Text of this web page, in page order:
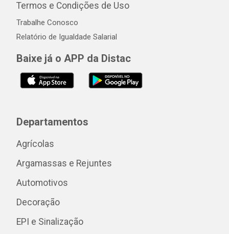
Termos e Condições de Uso
Trabalhe Conosco
Relatório de Igualdade Salarial
Baixe já o APP da Distac
Departamentos
Agrícolas
Argamassas e Rejuntes
Automotivos
Decoração
EPI e Sinalização